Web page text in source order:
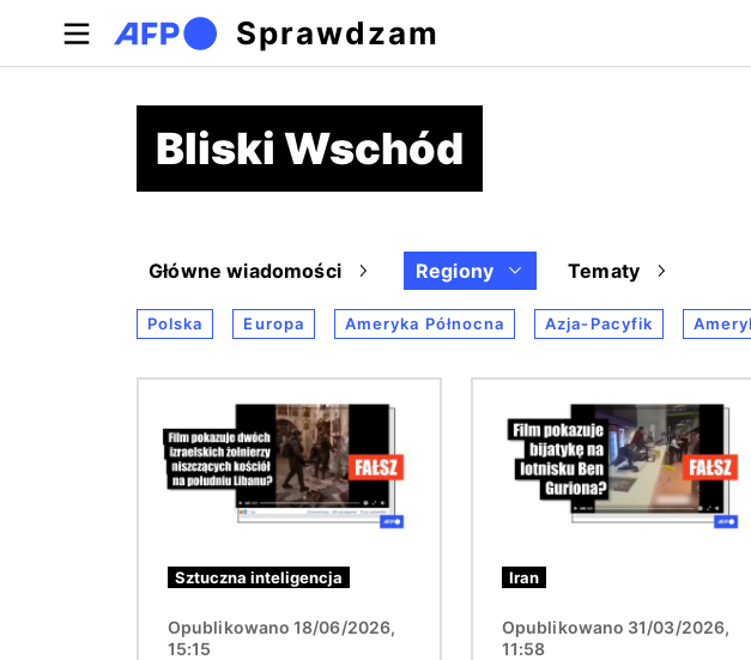
Sprawdzam
Bliski Wschód
Główne wiadomości Regiony Tematy
Polska Europa Ameryka Północna Azja-Pacyfik
Sztuczna inteligencja
Opublikowano 18/06/2026,
15:15
Iran
Opublikowano 31/03/2026,
11:58